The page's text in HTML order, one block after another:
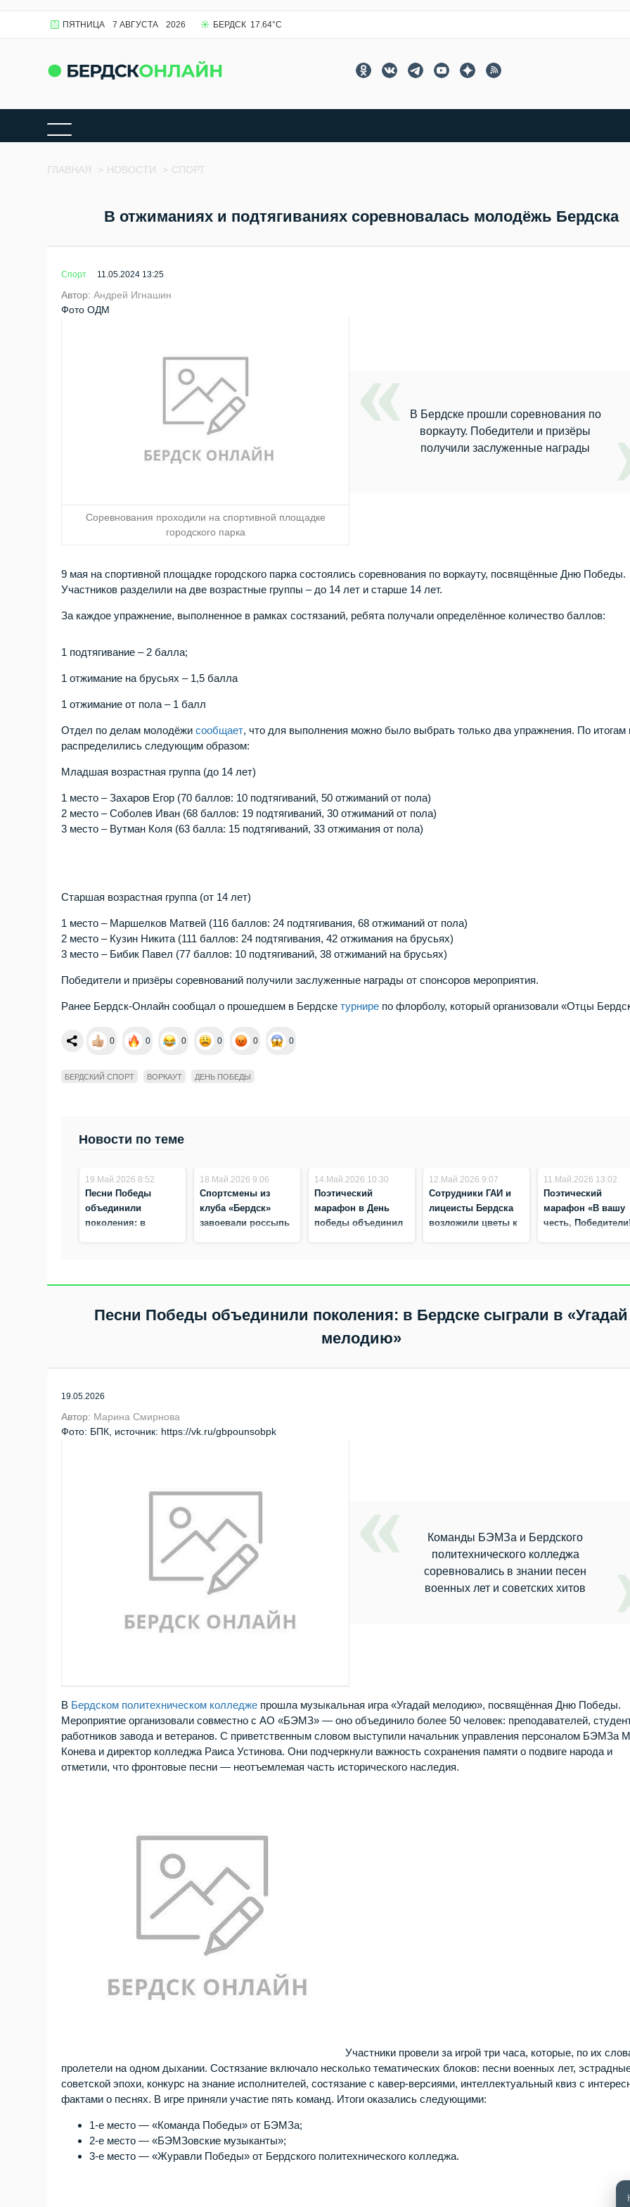
ПЯТНИЦА 7 АВГУСТА 2026 БЕРДСК 17.64°C
ГЛАВНАЯ > НОВОСТИ > СПОРТ
В отжиманиях и подтягиваниях соревновалась молодёжь Бердска
Спорт 11.05.2024 13:25
Автор:Андрей Игнашин
Фото ОДМ
Соревнования проходили на спортивной площадке
городского парка
В Бердске прошли соревнования по
воркауту. Победители и призёры
получили заслуженные награды
9 мая на спортивной площадке городского парка состоялись соревнования по воркауту, посвящённые Дню Победы.
Участников разделили на две возрастные группы – до 14 лет и старше 14 лет.
За каждое упражнение, выполненное в рамках состязаний, ребята получали определённое количество баллов:
1 подтягивание – 2 балла;
1 отжимание на брусьях – 1,5 балла
1 отжимание от пола – 1 балл
Отдел по делам молодёжисообщает, что для выполнения можно было выбрать только два упражнения. По итогам
распределились следующим образом:
Младшая возрастная группа (до 14 лет)
1 место – Захаров Егор (70 баллов: 10 подтягиваний, 50 отжиманий от пола)
2 место – Соболев Иван (68 баллов: 19 подтягиваний, 30 отжиманий от пола)
3 место – Вутман Коля (63 балла: 15 подтягиваний, 33 отжимания от пола)
Старшая возрастная группа (от 14 лет)
1 место – Маршелков Матвей (116 баллов: 24 подтягивания, 68 отжиманий от пола)
2 место – Кузин Никита (111 баллов: 24 подтягивания, 42 отжимания на брусьях)
3 место – Бибик Павел (77 баллов: 10 подтягиваний, 38 отжиманий на брусьях)
Победители и призёры соревнований получили заслуженные награды от спонсоров мероприятия.
Ранее Бердск-Онлайн сообщал о прошедшем в Бердскетурнире по флорболу, который организовали «Отцы
0 0 0 0 0 0
БЕРДСКИЙ СПОРТ ВОРКАУТ ДЕНЬ ПОБЕДЫ
Новости по теме
19.Май.2026 8:52
Песни Победы
объединили
поколения: в
18.Май.2026 9:06
Спортсмены из
клуба «Бердск»
завоевали россыпь
14.Май.2026 10:30
Поэтический
марафон в День
победы объединил
12.Май.2026 9:07
Сотрудники ГАИ и
лицеисты Бердска
возложили цветы к
11.Май.2026 13:02
Поэтический
марафон «В вашу
честь,
Песни Победы объединили поколения: в Бердске сыграли в «Угадай
мелодию»
19.05.2026
Автор: Марина Смирнова
Фото: БПК, источник: https://vk.ru/gbpounsobpk
Команды БЭМЗа и Бердского
политехнического колледжа
соревновались в знании песен
военных лет и советских хитов
В Бердском политехническом колледже прошла музыкальная игра «Угадай мелодию», посвящённая Дню Победы.
Мероприятие организовали совместно с АО «БЭМЗ» — оно объединило более 50 человек: преподавателей,
работников завода и ветеранов. С приветственным словом выступили начальник управления персоналом БЭМЗа
Конева и директор колледжа Раиса Устинова. Они подчеркнули важность сохранения памяти о подвиге народа и
отметили, что фронтовые песни — неотъемлемая часть исторического наследия.
Участники провели за игрой три часа, которые, по их
пролетели на одном дыхании. Состязание включало несколько тематических блоков: песни военных лет,
советской эпохи, конкурс на знание исполнителей, состязание с кавер‑версиями, интеллектуальный квиз с
фактами о песнях. В игре приняли участие пять команд. Итоги оказались следующими:
1‑е место — «Команда Победы» от БЭМЗа;
2‑е место — «БЭМЗовские музыканты»;
3‑е место — «Журавли Победы» от Бердского политехнического колледжа.